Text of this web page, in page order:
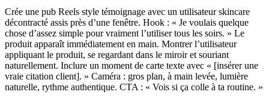
Crée une pub Reels style témoignage avec un utilisateur skincare
décontracté assis près d’une fenêtre. Hook : « Je voulais quelque
chose d’assez simple pour vraiment l’utiliser tous les soirs. » Le
produit apparaît immédiatement en main. Montrer l’utilisateur
appliquant le produit, se regardant dans le miroir et souriant
naturellement. Inclure un moment de carte texte avec « [insérer une
vraie citation client]. » Caméra : gros plan, à main levée, lumière
naturelle, rythme authentique. CTA : « Vois si ça colle à ta routine. »